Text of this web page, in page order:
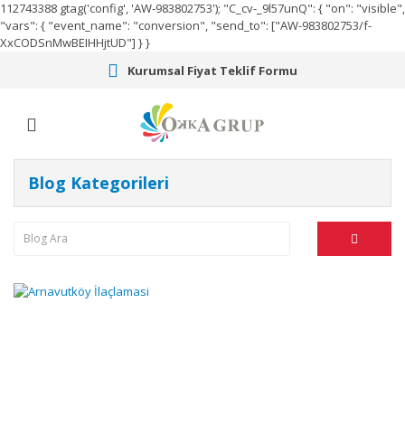
112743388 gtag('config', 'AW-983802753'); "C_cv-_9l57unQ": { "on": "visible",
"vars": { "event_name": "conversion", "send_to": ["AW-983802753/f-
XxCODSnMwBEIHHjtUD"] } }
Kurumsal Fiyat Teklif Formu
Blog Kategorileri